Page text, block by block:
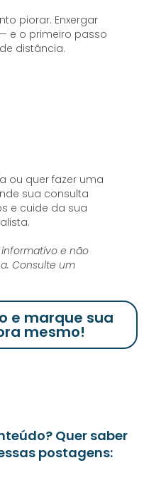
piorar. Enxergar
e o primeiro passo
distância.
ou quer fazer uma
sua consulta
e cuide da sua
e não
Consulte um
e marque sua
mesmo!
Quer saber
postagens: